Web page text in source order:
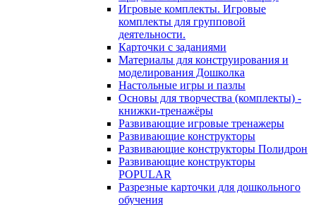
Игровые комплекты. Игровые
комплекты для групповой
деятельности.
Карточки с заданиями
Материалы для конструирования и
моделирования Дошколка
Настольные игры и пазлы
Основы для творчества (комплекты) -
книжки-тренажёры
Развивающие игровые тренажеры
Развивающие конструкторы
Развивающие конструкторы Полидрон
Развивающие конструкторы
POPULAR
Разрезные карточки для дошкольного
обучения